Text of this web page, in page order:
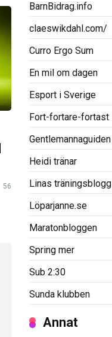
56
BarnBidrag.info
claeswikdahl.com/
Curro Ergo Sum
En mil om dagen
Esport i Sverige
Fort-fortare-fortast
Gentlemannaguiden
Heidi tränar
Linas träningsblogg
Löparjanne.se
Maratonbloggen
Spring mer
Sub 2:30
Sunda klubben
Annat